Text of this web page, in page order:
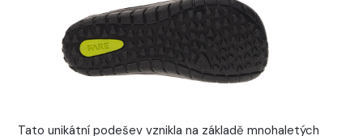
Tato unikátní podešev vznikla na základě mnohaletých